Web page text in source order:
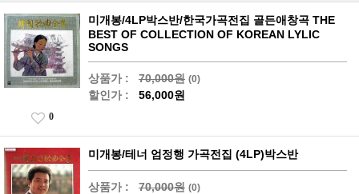
미개봉/4LP박스반/한국가곡전집 골든애창곡 THE
BEST OF COLLECTION OF KOREAN LYLIC
SONGS
상품가 : 70,000원 (0)
할인가 : 56,000원
0
미개봉/테너 엄정행 가곡전집 (4LP)박스반
상품가 : 70,000원 (0)